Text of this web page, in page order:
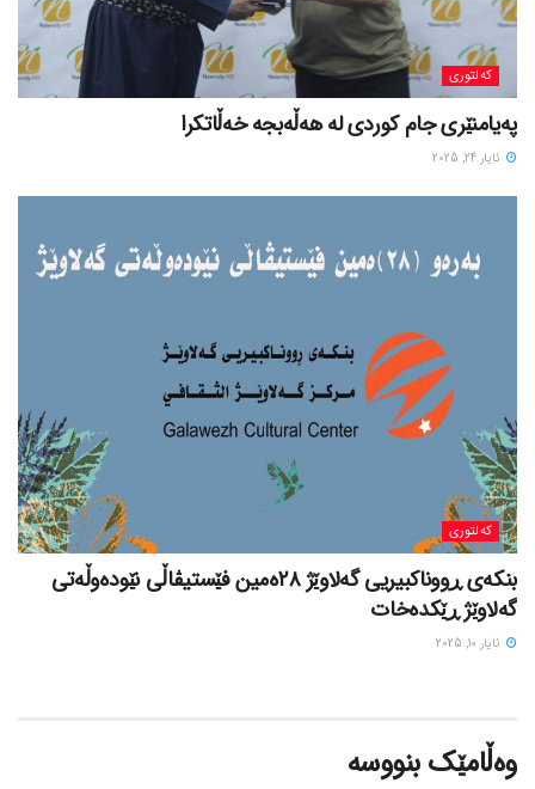
کەلتوری
پەیامنێری جام کوردی لە ھەڵەبجە خەڵاتکرا
ئایار 24, 2025
کەلتوری
بنکەی ڕووناکبیریی گەلاوێژ ٢٨ەمین فێستیڤاڵی نێودەوڵەتی
گەلاوێژ ڕێکدەخات
ئایار 10, 2025
وەڵامێک بنووسە